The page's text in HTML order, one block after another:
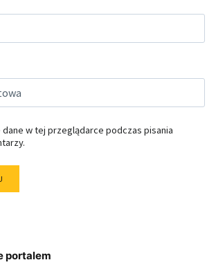
dane w tej przeglądarce podczas pisania
portalem